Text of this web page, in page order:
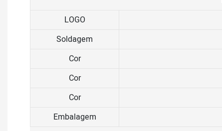
LOGO
Soldagem
Cor
Cor
Cor
Embalagem